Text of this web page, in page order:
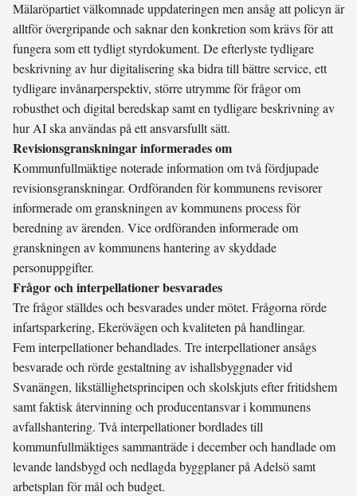
Mälaröpartiet välkomnade uppdateringen men ansåg att policyn är
alltför övergripande och saknar den konkretion som krävs för att
fungera som ett tydligt styrdokument. De efterlyste tydligare
beskrivning av hur digitalisering ska bidra till bättre service, ett
tydligare invånarperspektiv, större utrymme för frågor om
robusthet och digital beredskap samt en tydligare beskrivning av
hur AI ska användas på ett ansvarsfullt sätt.
Revisionsgranskningar informerades om
Kommunfullmäktige noterade information om två fördjupade
revisionsgranskningar. Ordföranden för kommunens revisorer
informerade om granskningen av kommunens process för
beredning av ärenden. Vice ordföranden informerade om
granskningen av kommunens hantering av skyddade
personuppgifter.
Frågor och interpellationer besvarades
Tre frågor ställdes och besvarades under mötet. Frågorna rörde
infartsparkering, Ekerövägen och kvaliteten på handlingar.
Fem interpellationer behandlades. Tre interpellationer ansågs
besvarade och rörde gestaltning av ishallsbyggnader vid
Svanängen, likställighetsprincipen och skolskjuts efter fritidshem
samt faktisk återvinning och producentansvar i kommunens
avfallshantering. Två interpellationer bordlades till
kommunfullmäktiges sammanträde i december och handlade om
levande landsbygd och nedlagda byggplaner på Adelsö samt
arbetsplan för mål och budget.